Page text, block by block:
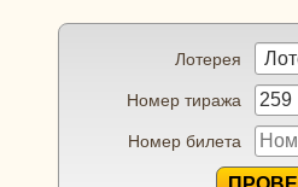
Лотерея
Номер тиража
Номер билета